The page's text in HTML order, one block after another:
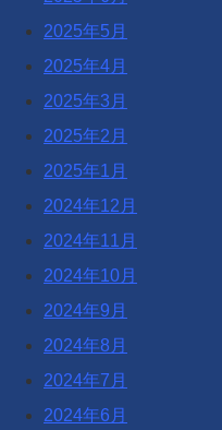
2025年5月
2025年4月
2025年3月
2025年2月
2025年1月
2024年12月
2024年11月
2024年10月
2024年9月
2024年8月
2024年7月
2024年6月